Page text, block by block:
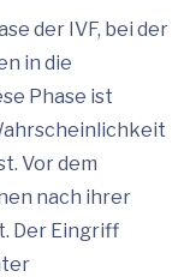
der IVF, bei der
in die
Phase ist
Vor dem
nach ihrer
Der Eingriff